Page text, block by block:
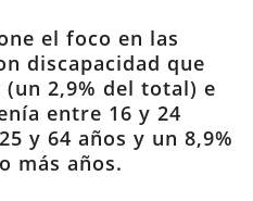
el foco en las
discapacidad que
2,9% del total) e
entre 16 y 24
y 64 años y un 8,9%
más años.